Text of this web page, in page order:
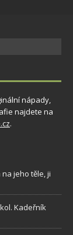
nápady,
najdete na
.
jeho těle, ji
Kadeřník